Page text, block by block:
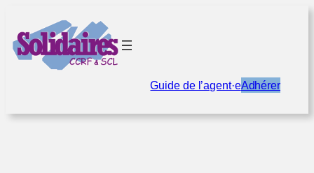
contenu
Guide de l’agent·eAdhérer